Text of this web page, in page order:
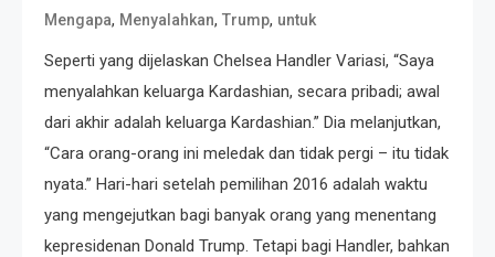
Mengapa, Menyalahkan, Trump, untuk
Seperti yang dijelaskan Chelsea Handler Variasi, “Saya
menyalahkan keluarga Kardashian, secara pribadi; awal
dari akhir adalah keluarga Kardashian.” Dia melanjutkan,
“Cara orang-orang ini meledak dan tidak pergi – itu tidak
nyata.” Hari-hari setelah pemilihan 2016 adalah waktu
yang mengejutkan bagi banyak orang yang menentang
kepresidenan Donald Trump. Tetapi bagi Handler, bahkan